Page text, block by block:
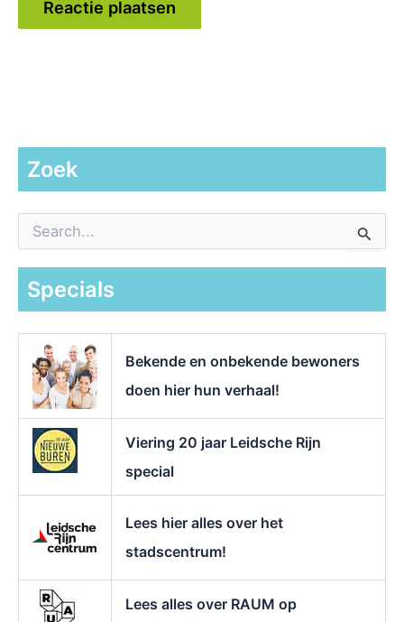
Zoek
a
Specials
Bekende en onbekende bewoners
doen hier hun verhaal!
Viering 20 jaar Leidsche Rijn
special
Lees hier alles over het
stadscentrum!
Lees alles over RAUM op